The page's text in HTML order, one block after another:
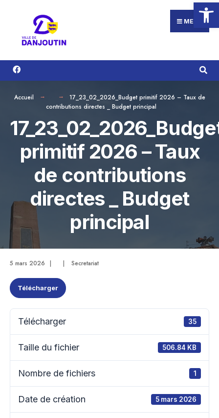
Ouvrir
contenu
MENU
Accueil
17_23_02_2026_Budget primitif 2026 – Taux de
contributions directes _ Budget principal
primitif 2026 – Taux
de contributions
directes _ Budget
principal
5 mars 2026 | | Secretariat
Télécharger
Télécharger 35
Taille du fichier 506.84 KB
Nombre de fichiers 1
Date de création 5 mars 2026
for: